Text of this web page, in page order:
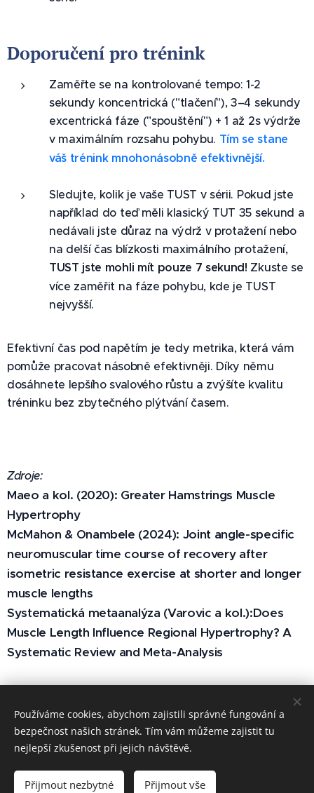
Doporučení pro trénink
Zaměřte se na kontrolované tempo: 1-2
sekundy koncentrická ("tlačení"), 3–4 sekundy
excentrická fáze ("spouštění") + 1 až 2s výdrže
v maximálním rozsahu pohybu. Tím se stane
váš trénink mnohonásobně efektivnější.
Sledujte, kolik je vaše TUST v sérii. Pokud jste
například do teď měli klasický TUT 35 sekund a
nedávali jste důraz na výdrž v protažení nebo
na delší čas blízkosti maximálního protažení,
TUST jste mohli mít pouze 7 sekund! Zkuste se
více zaměřit na fáze pohybu, kde je TUST
nejvyšší.
Efektivní čas pod napětím je tedy metrika, která vám
pomůže pracovat násobně efektivněji. Díky němu
dosáhnete lepšího svalového růstu a zvýšíte kvalitu
tréninku bez zbytečného plýtvání časem.
Zdroje:
Maeo a kol. (2020): Greater Hamstrings Muscle
Hypertrophy
McMahon & Onambele (2024): Joint angle-specific
neuromuscular time course of recovery after
isometric resistance exercise at shorter and longer
muscle lengths
Systematická metaanalýza (Varovic a kol.):Does
Muscle Length Influence Regional Hypertrophy? A
Systematic Review and Meta-Analysis
Obrázky poskytlPexels
Používáme cookies, abychom zajistili správné fungování a
bezpečnost našich stránek. Tím vám můžeme zajistit tu
nejlepší zkušenost při jejich návštěvě.
Přijmout nezbytné Přijmout vše